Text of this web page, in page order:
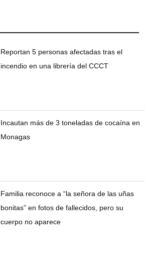
Reportan 5 personas afectadas tras el
incendio en una librería del CCCT
Incautan más de 3 toneladas de cocaína en
Monagas
Familia reconoce a “la señora de las uñas
bonitas” en fotos de fallecidos, pero su
cuerpo no aparece